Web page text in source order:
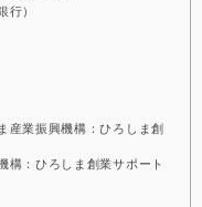
行）
産業振興機構：ひろしま創
構：ひろしま創業サポート